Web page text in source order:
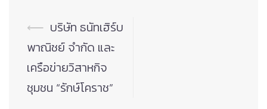
Post
navigation
⟵ บริษัท ธนัทเฮิร์บ
พาณิชย์ จำกัด และ
เครือข่ายวิสาหกิจ
ชุมชน “รักษ์โคราช”